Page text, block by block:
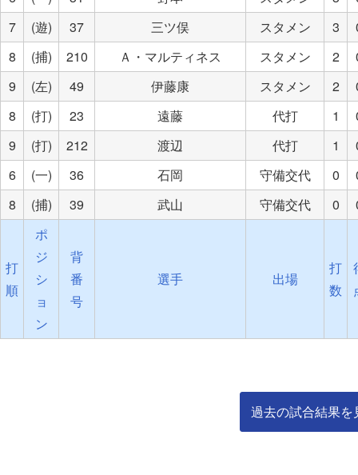
7
(遊) 37 三ツ俣 スタメン 3
8
(捕) 210 Ａ・マルティネス スタメン 2
9
(左) 49 伊藤康 スタメン 2
8
(打) 23 遠藤 代打 1
9
(打) 212 渡辺 代打 1
6
(一) 36 石岡 守備交代 0
8
(捕) 39 武山 守備交代 0
打
順
ポ
ジ
シ
ョ
ン
背
番
号
選手 出場
打
数
過去の試合結果